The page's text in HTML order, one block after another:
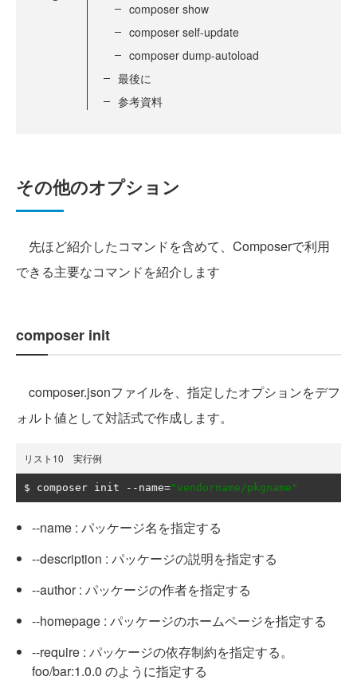
composer show
composer self-update
composer dump-autoload
最後に
参考資料
その他のオプション
先ほど紹介したコマンドを含めて、Composerで利用
できる主要なコマンドを紹介します
composer init
composer.jsonファイルを、指定したオプションをデフ
ォルト値として対話式で作成します。
リスト10 実行例
$ composer init -- name="vendorname/pkgname"
--name : パッケージ名を指定する
--description : パッケージの説明を指定する
--author : パッケージの作者を指定する
--homepage : パッケージのホームページを指定する
--require : パッケージの依存制約を指定する。
foo/bar:1.0.0 のように指定する